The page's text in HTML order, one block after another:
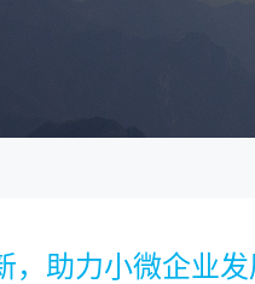
，助力小微企业发